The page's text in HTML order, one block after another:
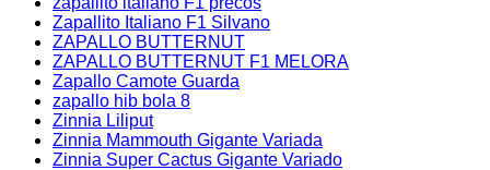
Zapallito Italiano F1 Silvano
ZAPALLO BUTTERNUT
ZAPALLO BUTTERNUT F1 MELORA
Zapallo Camote Guarda
zapallo hib bola 8
Zinnia Liliput
Zinnia Mammouth Gigante Variada
Zinnia Super Cactus Gigante Variado